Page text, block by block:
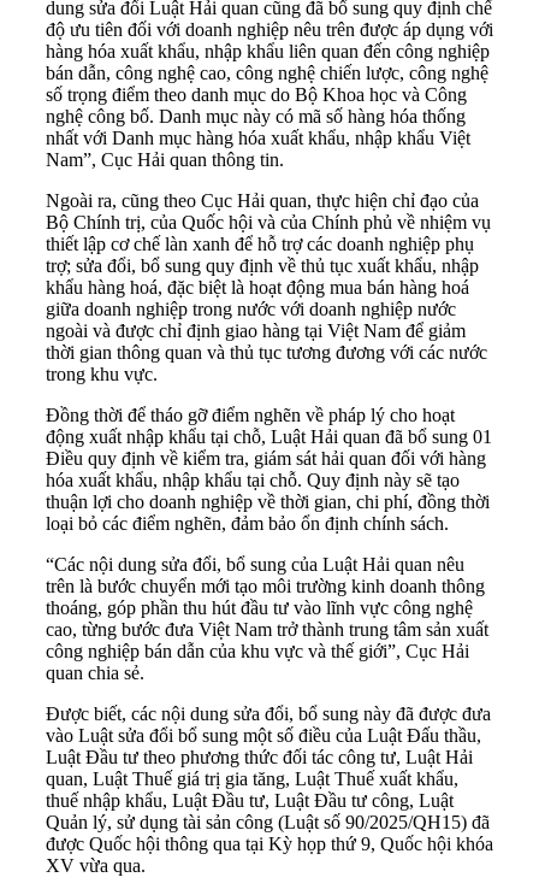
dung sửa đổi Luật Hải quan cũng đã bổ sung quy định chế
độ ưu tiên đối với doanh nghiệp nêu trên được áp dụng với
hàng hóa xuất khẩu, nhập khẩu liên quan đến công nghiệp
bán dẫn, công nghệ cao, công nghệ chiến lược, công nghệ
số trọng điểm theo danh mục do Bộ Khoa học và Công
nghệ công bố. Danh mục này có mã số hàng hóa thống
nhất với Danh mục hàng hóa xuất khẩu, nhập khẩu Việt
Nam”, Cục Hải quan thông tin.
Ngoài ra, cũng theo Cục Hải quan, thực hiện chỉ đạo của
Bộ Chính trị, của Quốc hội và của Chính phủ về nhiệm vụ
thiết lập cơ chế làn xanh để hỗ trợ các doanh nghiệp phụ
trợ; sửa đổi, bổ sung quy định về thủ tục xuất khẩu, nhập
khẩu hàng hoá, đặc biệt là hoạt động mua bán hàng hoá
giữa doanh nghiệp trong nước với doanh nghiệp nước
ngoài và được chỉ định giao hàng tại Việt Nam để giảm
thời gian thông quan và thủ tục tương đương với các nước
trong khu vực.
Đồng thời để tháo gỡ điểm nghẽn về pháp lý cho hoạt
động xuất nhập khẩu tại chỗ, Luật Hải quan đã bổ sung 01
Điều quy định về kiểm tra, giám sát hải quan đối với hàng
hóa xuất khẩu, nhập khẩu tại chỗ. Quy định này sẽ tạo
thuận lợi cho doanh nghiệp về thời gian, chi phí, đồng thời
loại bỏ các điểm nghẽn, đảm bảo ổn định chính sách.
“Các nội dung sửa đổi, bổ sung của Luật Hải quan nêu
trên là bước chuyển mới tạo môi trường kinh doanh thông
thoáng, góp phần thu hút đầu tư vào lĩnh vực công nghệ
cao, từng bước đưa Việt Nam trở thành trung tâm sản xuất
công nghiệp bán dẫn của khu vực và thế giới”, Cục Hải
quan chia sẻ.
Được biết, các nội dung sửa đổi, bổ sung này đã được đưa
vào Luật sửa đổi bổ sung một số điều của Luật Đấu thầu,
Luật Đầu tư theo phương thức đối tác công tư, Luật Hải
quan, Luật Thuế giá trị gia tăng, Luật Thuế xuất khẩu,
thuế nhập khẩu, Luật Đầu tư, Luật Đầu tư công, Luật
Quản lý, sử dụng tài sản công (Luật số 90/2025/QH15) đã
được Quốc hội thông qua tại Kỳ họp thứ 9, Quốc hội khóa
XV vừa qua.